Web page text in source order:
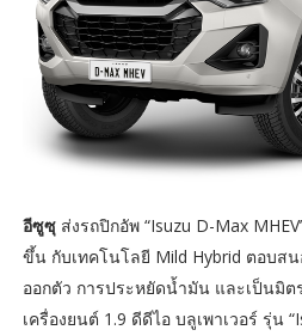
อีซูซุส่งรถปิกอัพ “Isuzu D-Max
ขึ้น กับเทคโนโลยี Mild Hybrid ตอบส
ออกตัว การประหยัดน้ำมัน และเป็นมิต
เครื่องยนต์ 1.9 ดีดีไอ บลูเพาเวอร์ รุ่น